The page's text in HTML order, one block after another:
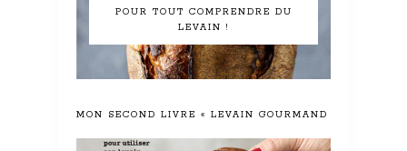
POUR TOUT COMPRENDRE DU
LEVAIN !
MON SECOND LIVRE « LEVAIN GOURMAND »